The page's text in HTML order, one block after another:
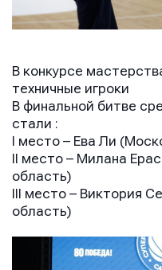
В конкурсе
техничные игроки
В финальной битве
стали :
I место – Ева Ли
II место – Милана
область)
III место – Виктория
область)